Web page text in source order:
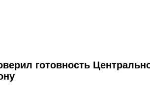
готовность